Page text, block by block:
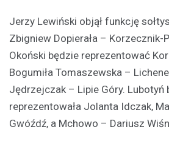
Jerzy Lewiński objął funkcję
Zbigniew Dopierała – Korzecznik-
Okoński będzie reprezentować
Bogumiła Tomaszewska –
Jędrzejczak – Lipie Góry. Lubotyń
reprezentowała Jolanta Idczak,
Gwóźdź, a Mchowo – Dariusz